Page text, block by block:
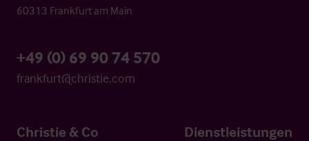
60313 Frankfurt am Main
+49 (0) 69 90 74 570
frankfurt@christie.com
Christie & Co Dienstleistungen